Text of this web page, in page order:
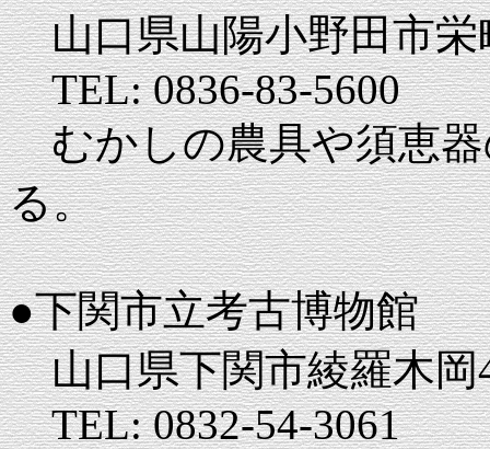
山口県山陽小野田市栄
TEL: 0836-83-5600
むかしの農具や須恵器
る。
●下関市立考古博物館
山口県下関市綾羅木岡
TEL: 0832-54-3061